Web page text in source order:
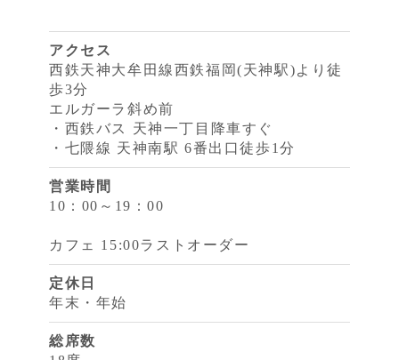
アクセス
西鉄天神大牟田線西鉄福岡(天神駅)より徒
歩3分
エルガーラ斜め前
・西鉄バス 天神一丁目降車すぐ
・七隈線 天神南駅 6番出口徒歩1分
営業時間
10：00～19：00
カフェ 15:00ラストオーダー
定休日
年末・年始
総席数